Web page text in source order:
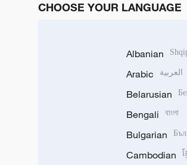
CHOOSE YOUR LANGUAGE
Albanian
Arabic العربية
Belarusian
Bengali বাংলা
Bulgarian
Cambodian ខ្